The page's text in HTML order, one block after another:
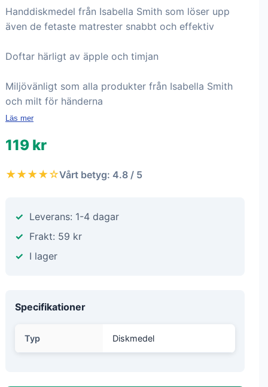
Handdiskmedel från Isabella Smith som löser upp
även de fetaste matrester snabbt och effektiv
Doftar härligt av äpple och timjan
Miljövänligt som alla produkter från Isabella Smith
och milt för händerna
Läs mer
119 kr
★★★★☆Vårt betyg: 4.8 / 5
Leverans: 1-4 dagar
Frakt: 59 kr
I lager
Specifikationer
Typ Diskmedel